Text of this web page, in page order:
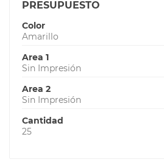
PRESUPUESTO
Color
Amarillo
Area 1
Sin Impresión
Area 2
Sin Impresión
Cantidad
25